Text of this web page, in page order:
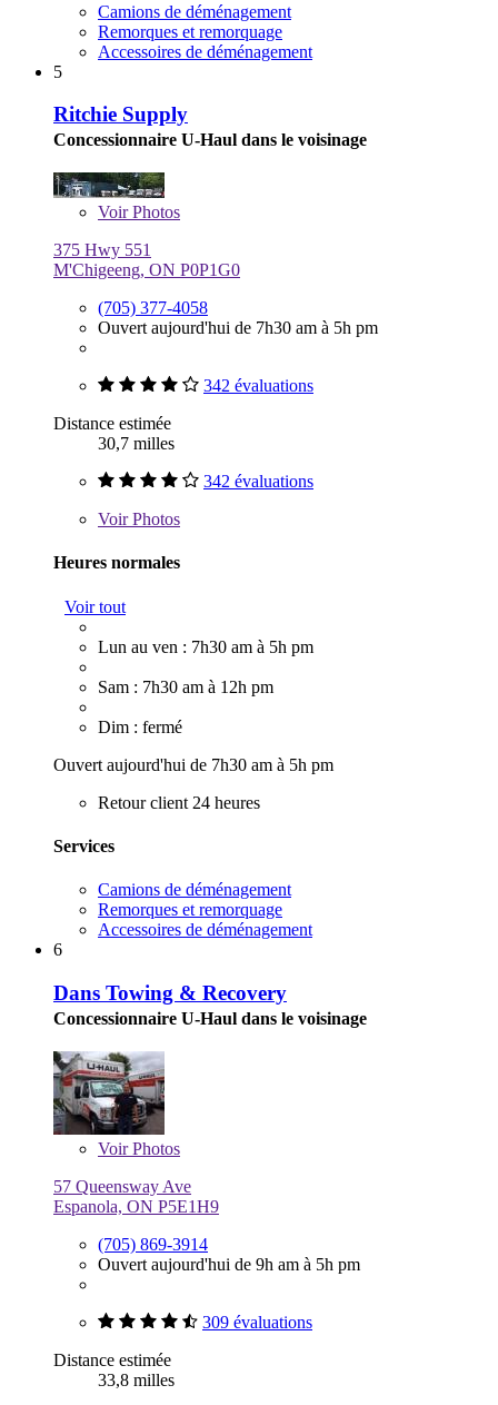
Camions de déménagement
Remorques et remorquage
Accessoires de déménagement
5
Ritchie Supply
Concessionnaire U-Haul dans le voisinage
VoirPhotos
375 Hwy 551
M'Chigeeng, ON P0P1G0
(705) 377-4058
Ouvert aujourd'hui de 7h30 am à 5h pm
342 évaluations
Distance estimée
30,7 milles
342 évaluations
VoirPhotos
Heures normales
Voir tout
Lun au ven : 7h30 am à 5h pm
Sam : 7h30 am à 12h pm
Dim : fermé
Ouvert aujourd'hui de 7h30 am à 5h pm
Retour client 24 heures
Services
Camions de déménagement
Remorques et remorquage
Accessoires de déménagement
6
Dans Towing & Recovery
Concessionnaire U-Haul dans le voisinage
VoirPhotos
57 Queensway Ave
Espanola, ON P5E1H9
(705) 869-3914
Ouvert aujourd'hui de 9h am à 5h pm
309 évaluations
Distance estimée
33,8 milles